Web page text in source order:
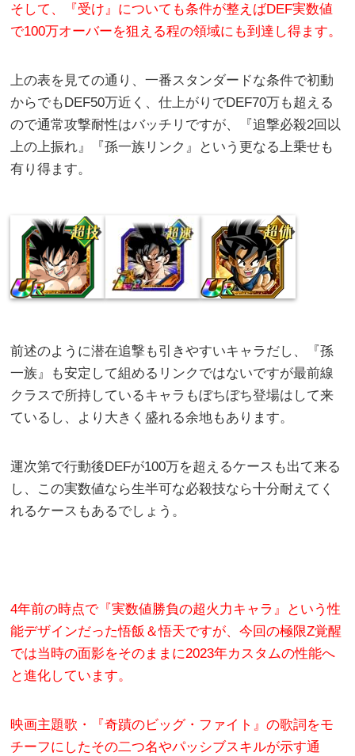
そして、『受け』についても条件が整えばDEF実数値
で100万オーバーを狙える程の領域にも到達し得ます。
上の表を見ての通り、一番スタンダードな条件で初動
からでもDEF50万近く、仕上がりでDEF70万も超える
ので通常攻撃耐性はバッチリですが、『追撃必殺2回以
上の上振れ』『孫一族リンク』という更なる上乗せも
有り得ます。
前述のように潜在追撃も引きやすいキャラだし、『孫
一族』も安定して組めるリンクではないですが最前線
クラスで所持しているキャラもぼちぼち登場はして来
ているし、より大きく盛れる余地もあります。
運次第で行動後DEFが100万を超えるケースも出て来る
し、この実数値なら生半可な必殺技なら十分耐えてく
れるケースもあるでしょう。
4年前の時点で『実数値勝負の超火力キャラ』という性
能デザインだった悟飯＆悟天ですが、今回の極限Z覚醒
では当時の面影をそのままに2023年カスタムの性能へ
と進化しています。
映画主題歌・『奇蹟のビッグ・ファイト』の歌詞をモ
チーフにしたその二つ名やパッシブスキルが示す通